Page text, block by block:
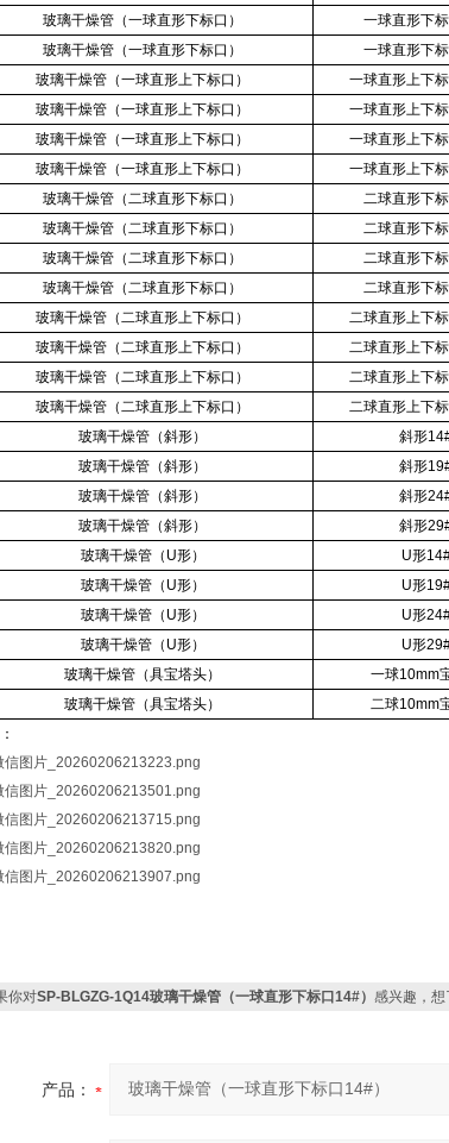
玻璃干燥管（一球直形下标口）
一球直形下
玻璃干燥管（一球直形下标口）
一球直形下
玻璃干燥管（一球直形上下标口）
一球直形上下
玻璃干燥管（一球直形上下标口）
一球直形上下
玻璃干燥管（一球直形上下标口）
一球直形上下
玻璃干燥管（一球直形上下标口）
一球直形上下
玻璃干燥管（二球直形下标口）
二球直形下
玻璃干燥管（二球直形下标口）
二球直形下
玻璃干燥管（二球直形下标口）
二球直形下
玻璃干燥管（二球直形下标口）
二球直形下
玻璃干燥管（二球直形上下标口）
二球直形上下
玻璃干燥管（二球直形上下标口）
二球直形上下
玻璃干燥管（二球直形上下标口）
二球直形上下
玻璃干燥管（二球直形上下标口）
二球直形上下
玻璃干燥管（斜形）
斜形
玻璃干燥管（斜形）
斜形
玻璃干燥管（斜形）
斜形
玻璃干燥管（斜形）
斜形
玻璃干燥管（ U形） U形
玻璃干燥管（ U形） U形
玻璃干燥管（ U形） U形
玻璃干燥管（ U形） U形
玻璃干燥管（具宝塔头）
一球10mm
玻璃干燥管（具宝塔头）
二球10mm
对SP-BLGZG-1Q14玻璃干燥管（一球直形下标口14#） 感兴趣，想
产品：